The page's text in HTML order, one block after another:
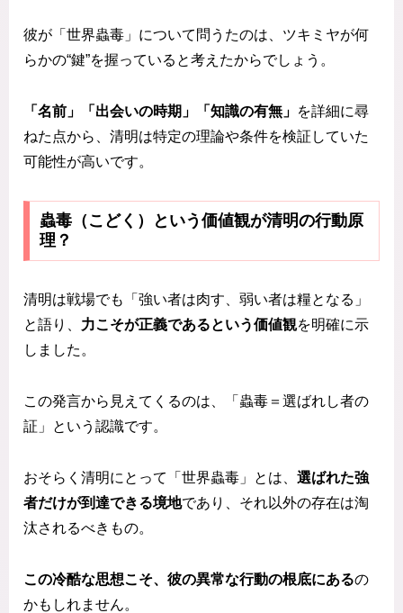
彼が「世界蟲毒」について問うたのは、ツキミヤが何
らかの“鍵”を握っていると考えたからでしょう。
「名前」「出会いの時期」「知識の有無」 を詳細に尋
ねた点から、清明は特定の理論や条件を検証していた
可能性が高いです。
蟲毒（こどく）という価値観が清明の行動原
理？
清明は戦場でも「強い者は肉す、弱い者は糧となる」
と語り、 力こそが正義であるという価値観を明確に示
しました。
この発言から見えてくるのは、「蟲毒＝選ばれし者の
証」という認識です。
おそらく清明にとって「世界蟲毒」とは、 選ばれた強
者だけが到達できる境地であり、それ以外の存在は淘
汰されるべきもの。
この冷酷な思想こそ、彼の異常な行動の根底にあるの
かもしれません。